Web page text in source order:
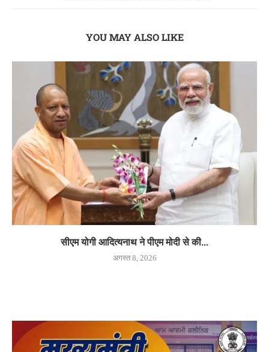
YOU MAY ALSO LIKE
सीएम योगी आदित्यनाथ ने पीएम मोदी से की...
अगस्त 8, 2026